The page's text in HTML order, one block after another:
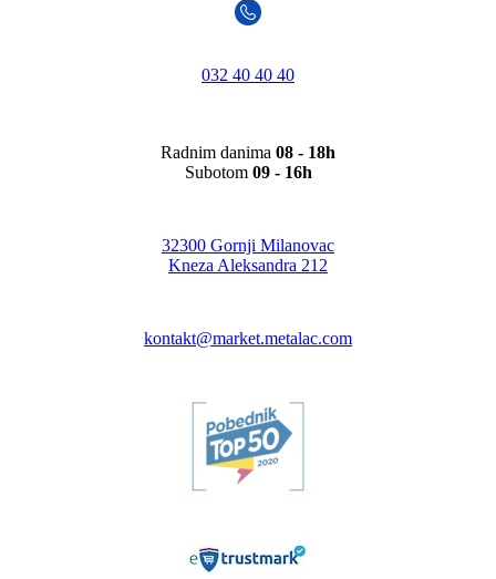
032 40 40 40
Radnim danima 08 - 18h
Subotom 09 - 16h
32300 Gornji Milanovac
Kneza Aleksandra 212
kontakt@market.metalac.com